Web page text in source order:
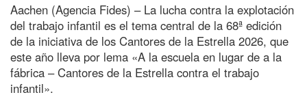
Aachen (Agencia Fides) – La lucha contra la explotación
del trabajo infantil es el tema central de la 68ª edición
de la iniciativa de los Cantores de la Estrella 2026, que
este año lleva por lema «A la escuela en lugar de a la
fábrica – Cantores de la Estrella contra el trabajo
infantil».